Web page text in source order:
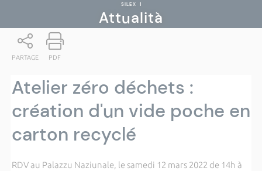
SILEX |
Attualità
PARTAGE PDF
Atelier zéro déchets :
création d'un vide poche en
carton recyclé
RDV au Palazzu Naziunale, le samedi 12 mars 2022 de 14h à